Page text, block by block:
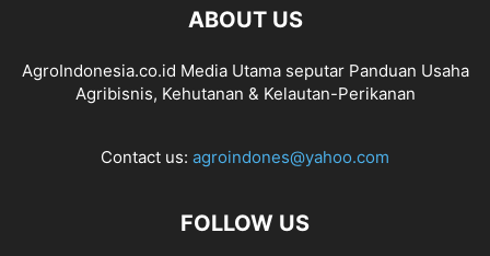
ABOUT US
AgroIndonesia.co.id Media Utama seputar Panduan Usaha
Agribisnis, Kehutanan & Kelautan-Perikanan
Contact us: agroindones@yahoo.com
FOLLOW US